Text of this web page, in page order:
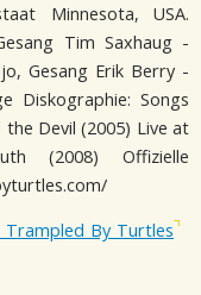
Minnesota, USA.
Tim Saxhaug -
Gesang Erik Berry -
Diskographie: Songs
Devil (2005) Live at
(2008) Offizielle
By Turtles